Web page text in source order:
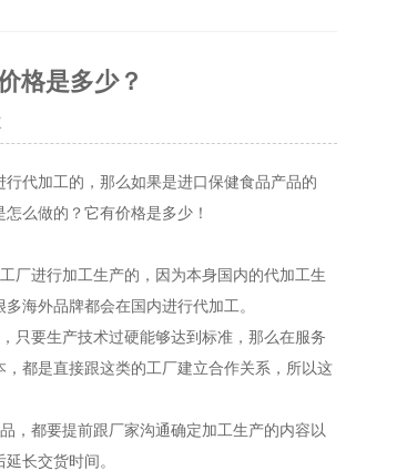
格是多少？
代加工的，那么如果是进口保健食品产品的
么做的？它有价格是多少！
进行加工生产的，因为本身国内的代加工生
海外品牌都会在国内进行代加工。
要生产技术过硬能够达到标准，那么在服务
都是直接跟这类的工厂建立合作关系，所以这
都要提前跟厂家沟通确定加工生产的内容以
长交货时间。